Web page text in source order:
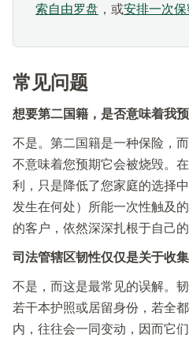
索自由罗盘 ，或安排一次
常见问题
想要第二国籍，是否意味着我
不是。第二国籍是一种保险，
不意味着您预期它会被烧毁。
利，只是降低了您家庭的选择
发生在何处）所能一次性触及
的客户，依然深深扎根于自己
司法管辖区韧性仅仅是关于收
不是，而这是最常见的误解。
若干本护照或居留身份，若全
内，往往会一同变动，因而它